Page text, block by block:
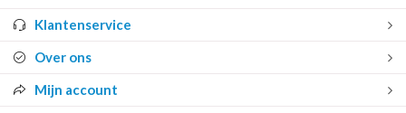
Klantenservice
Over ons
Mijn account